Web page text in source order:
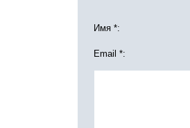
Имя *:
Email *: